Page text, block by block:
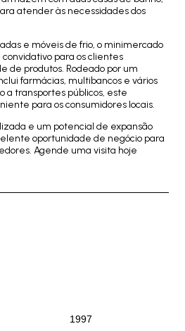
atender às necessidades dos
e móveis de frio, o minimercado
para os clientes
de produtos. Rodeado por um
farmácias, multibancos e vários
a transportes públicos, este
para os consumidores locais.
e um potencial de expansão
oportunidade de negócio para
Agende uma visita hoje
1997